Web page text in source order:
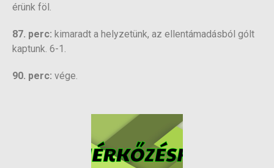
érünk föl.
87. perc: kimaradt a helyzetünk, az ellentámadásból gólt
kaptunk. 6-1.
90. perc: vége.